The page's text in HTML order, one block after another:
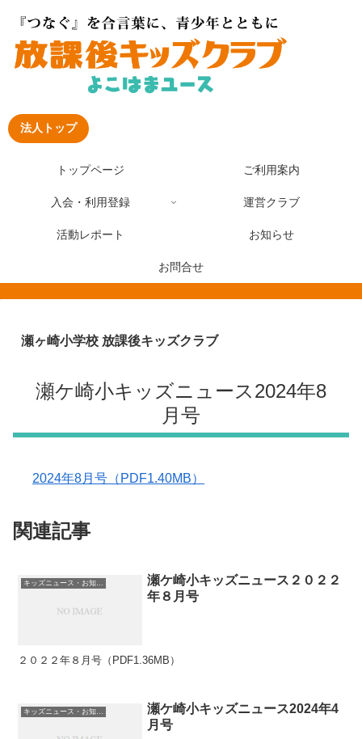
法人トップ
トップページ ご利用案内
入会・利用登録 運営クラブ
活動レポート お知らせ
お問合せ
瀬ヶ崎小学校 放課後キッズクラブ
瀬ケ崎小キッズニュース2024年8
月号
2024年8月号（PDF1.40MB）
関連記事
キッズニュース・お知らせ
瀬ケ崎小キッズニュース２０２２
年８月号
２０２２年８月号（PDF1.36MB）
瀬ケ崎小キッズニュース2024年4
月号